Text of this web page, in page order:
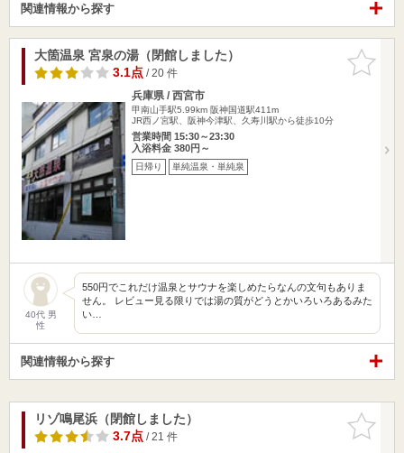
関連情報から探す
お気に入
りに追加
大箇温泉 宮泉の湯（閉館しました）
3.1点/ 20 件
兵庫県 / 西宮市
甲南山手駅5.99km 阪神国道駅411m
JR西ノ宮駅、阪神今津駅、久寿川駅から徒歩10分
営業時間 15:30～23:30
入浴料金 380円～
日帰り 単純温泉・単純泉
40代 男
性
550円でこれだけ温泉とサウナを楽しめたらなんの文句もありま
せん。 レビュー見る限りでは湯の質がどうとかいろいろあるみた
い…
関連情報から探す
お気に入
りに追加
リゾ鳴尾浜（閉館しました）
3.7点/ 21 件